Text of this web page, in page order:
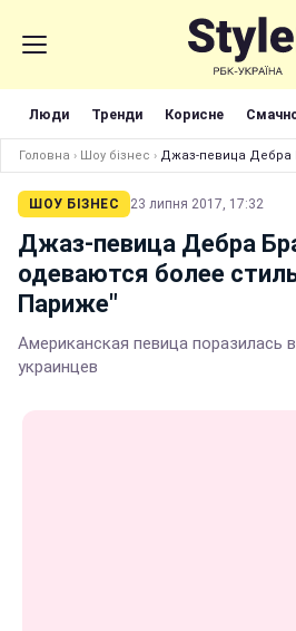
Люди Тренди Корисне
Головна › Шоу бізнес › Джаз-певица Дебра
ШОУ БІЗНЕС 23 липня 2017, 17:32
Джаз-певица Дебра
одеваются более
Париже"
Американская певица поразилась
украинцев